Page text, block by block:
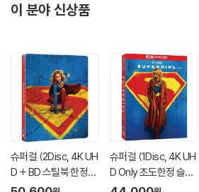
이 분야 신상품
슈퍼걸 (2Disc, 4K UH
D + BD 스틸북 한정
판) (펀치) : 블루레이
슈퍼걸 (1Disc, 4K UH
D Only 초도한정 슬립
케이스) : 블루레이